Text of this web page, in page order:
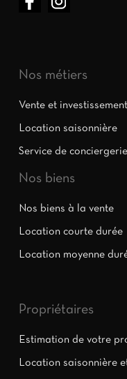
Nos métiers
Vente et investissement
Location saisonnière
Service de conciergerie
Nos biens
Nos biens à la vente
Location courte durée
Location moyenne
Propriétaires
Estimation de votre
Location saisonnière